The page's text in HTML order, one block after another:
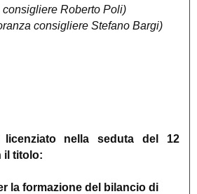
consigliere Roberto Poli)
consigliere Stefano Bargi)
licenziato nella seduta del 12
il titolo:
la formazione del bilancio di